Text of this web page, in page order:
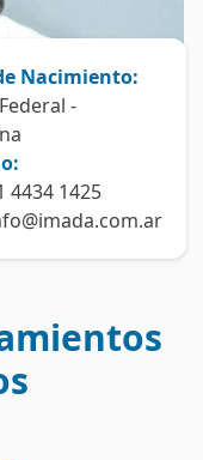
Nacimiento:
-
4434 1425